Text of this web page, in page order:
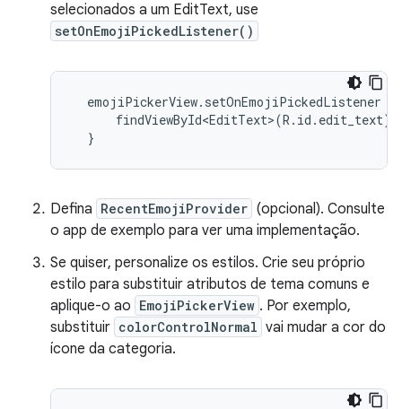
selecionados a um EditText, use
setOnEmojiPickedListener()
  emojiPickerView.setOnEmojiPickedListener {
Defina RecentEmojiProvider (opcional). Consulte
o app de exemplo para ver uma implementação.
Se quiser, personalize os estilos. Crie seu próprio
estilo para substituir atributos de tema comuns e
aplique-o ao EmojiPickerView . Por exemplo,
substituir colorControlNormal vai mudar a cor do
ícone da categoria.